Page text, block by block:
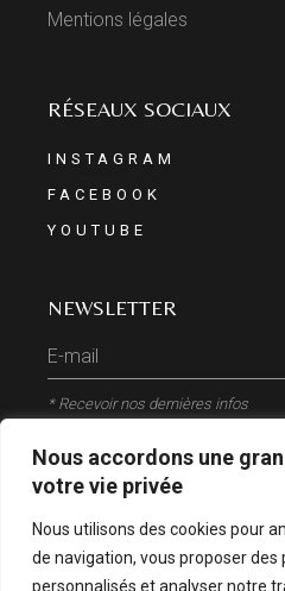
Nous accordons une
votre vie privée
Nous utilisons des cookies pour
de navigation, vous proposer des
personnalisés et analyser notre
Mentions légales
RÉSEAUX SOCIAUX
INSTAGRAM
FACEBOOK
YOUTUBE
NEWSLETTER
* Recevoir nos dernières infos
ENVOYER